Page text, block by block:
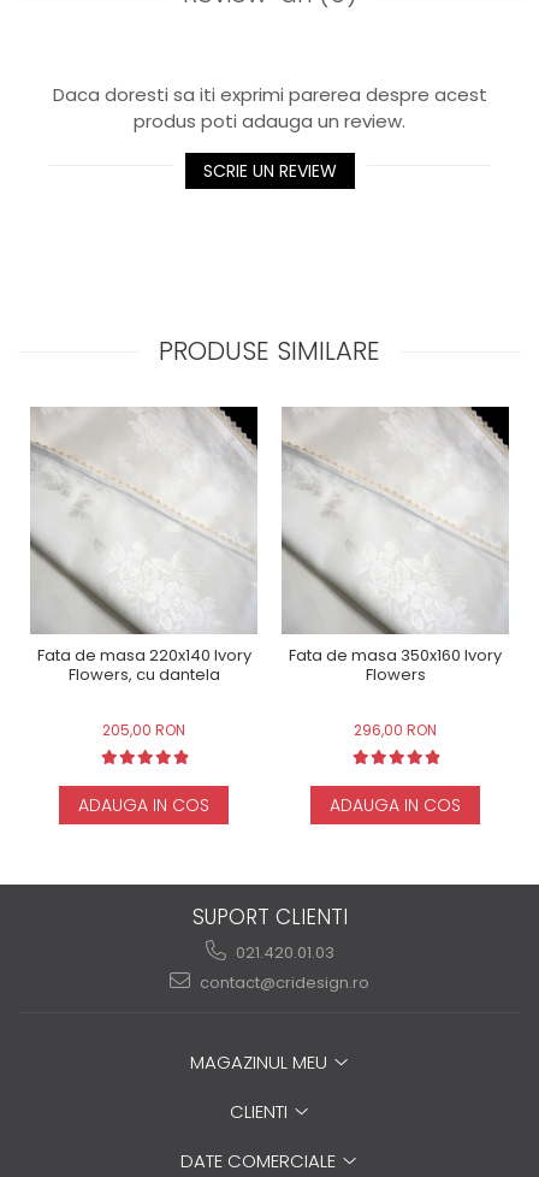
Daca doresti sa iti exprimi parerea despre acest
produs poti adauga un review.
SCRIE UN REVIEW
PRODUSE SIMILARE
Fata de masa 220x140 Ivory
Flowers, cu dantela
205,00 RON
ADAUGA IN COS
Fata de masa 350x160 Ivory
Flowers
296,00 RON
ADAUGA IN COS
SUPORT CLIENTI
021.420.01.03
contact@cridesign.ro
MAGAZINUL MEU
CLIENTI
DATE COMERCIALE